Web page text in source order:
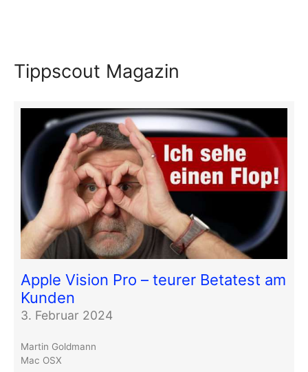
Tippscout Magazin
Apple Vision Pro – teurer Betatest am
Kunden
3. Februar 2024
Martin Goldmann
Mac OSX